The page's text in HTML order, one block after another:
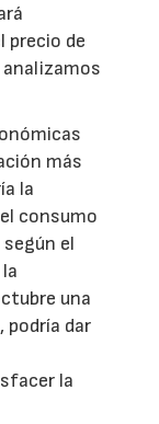
precio de
más
la
consumo
el
una
podría dar
la